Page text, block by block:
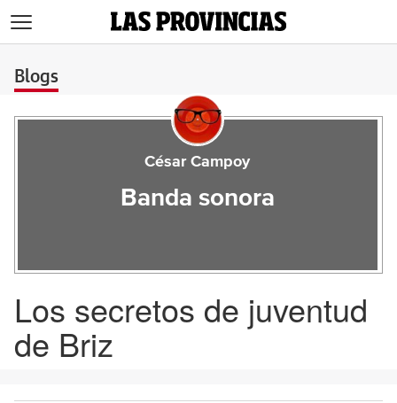
Blogs
César Campoy
Banda sonora
Los secretos de juventud
de Briz